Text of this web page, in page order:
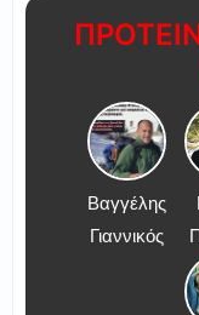
Βαγγέλης
Γιαννικός